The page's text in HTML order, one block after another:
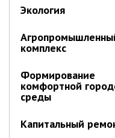
Экология
комплекс
Формирование
комфортной
среды
Капитальный